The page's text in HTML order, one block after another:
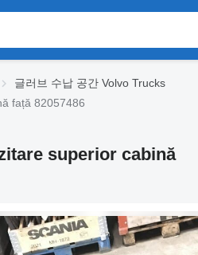
글러브 수납 공간 Volvo Trucks
față 82057486
superior cabină